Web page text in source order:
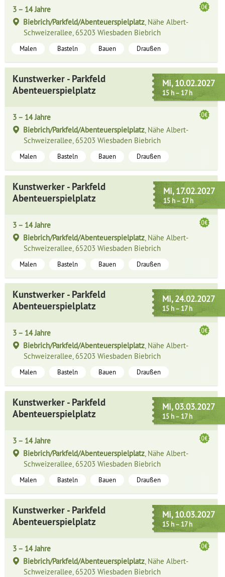
3 – 14 Jahre
Biebrich/Parkfeld/Abenteuerspielplatz, Nähe Albert-
Schweizerallee, 65203 Wiesbaden Biebrich
Malen Basteln Bauen Draußen
Mi, 10.02.2027
15 h – 17 h
Kunstwerker - Parkfeld
Abenteuerspielplatz
3 – 14 Jahre
Biebrich/Parkfeld/Abenteuerspielplatz, Nähe Albert-
Schweizerallee, 65203 Wiesbaden Biebrich
Malen Basteln Bauen Draußen
Mi, 17.02.2027
15 h – 17 h
Kunstwerker - Parkfeld
Abenteuerspielplatz
3 – 14 Jahre
Biebrich/Parkfeld/Abenteuerspielplatz, Nähe Albert-
Schweizerallee, 65203 Wiesbaden Biebrich
Malen Basteln Bauen Draußen
Mi, 24.02.2027
15 h – 17 h
Kunstwerker - Parkfeld
Abenteuerspielplatz
3 – 14 Jahre
Biebrich/Parkfeld/Abenteuerspielplatz, Nähe Albert-
Schweizerallee, 65203 Wiesbaden Biebrich
Malen Basteln Bauen Draußen
Mi, 03.03.2027
15 h – 17 h
Kunstwerker - Parkfeld
Abenteuerspielplatz
3 – 14 Jahre
Biebrich/Parkfeld/Abenteuerspielplatz, Nähe Albert-
Schweizerallee, 65203 Wiesbaden Biebrich
Malen Basteln Bauen Draußen
Mi, 10.03.2027
15 h – 17 h
Kunstwerker - Parkfeld
Abenteuerspielplatz
3 – 14 Jahre
Biebrich/Parkfeld/Abenteuerspielplatz, Nähe Albert-
Schweizerallee, 65203 Wiesbaden Biebrich